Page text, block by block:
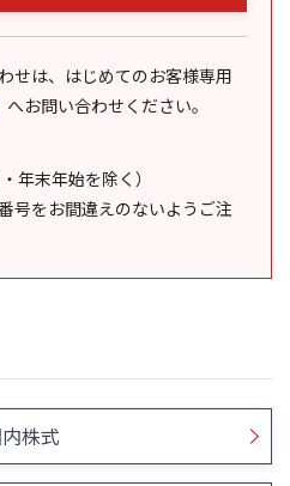
せは、はじめてのお客様専用
へお問い合わせください。
年末年始を除く）
号をお間違えのないようご注
株式